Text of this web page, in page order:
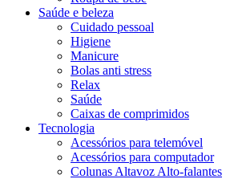
Saúde e beleza
Cuidado pessoal
Higiene
Manicure
Bolas anti stress
Relax
Saúde
Caixas de comprimidos
Tecnologia
Acessórios para telemóvel
Acessórios para computador
Colunas Altavoz Alto-falantes